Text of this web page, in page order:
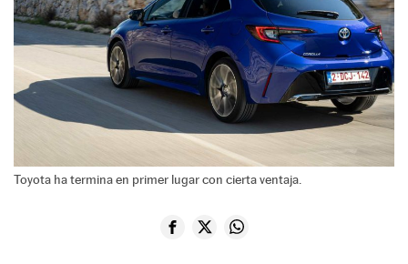
Toyota ha termina en primer lugar con cierta ventaja.